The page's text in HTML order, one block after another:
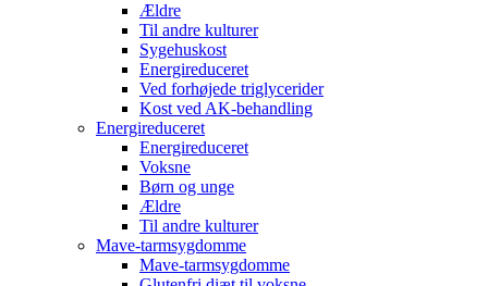
Ældre
Til andre kulturer
Sygehuskost
Energireduceret
Ved forhøjede triglycerider
Kost ved AK-behandling
Energireduceret
Energireduceret
Voksne
Børn og unge
Ældre
Til andre kulturer
Mave-tarmsygdomme
Mave-tarmsygdomme